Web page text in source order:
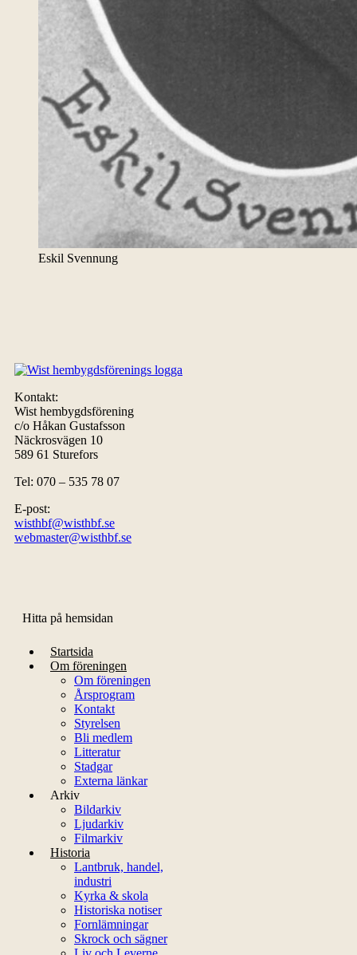
Eskil Svennung
Kontakt:
Wist hembygdsförening
c/o Håkan Gustafsson
Näckrosvägen 10
589 61 Sturefors
Tel: 070 – 535 78 07
E-post:
wisthbf@wisthbf.se
webmaster@wisthbf.se
Hitta på hemsidan
Startsida
Om föreningen
Om föreningen
Årsprogram
Kontakt
Styrelsen
Bli medlem
Litteratur
Stadgar
Externa länkar
Arkiv
Bildarkiv
Ljudarkiv
Filmarkiv
Historia
Lantbruk, handel,
industri
Kyrka & skola
Historiska notiser
Fornlämningar
Skrock och sägner